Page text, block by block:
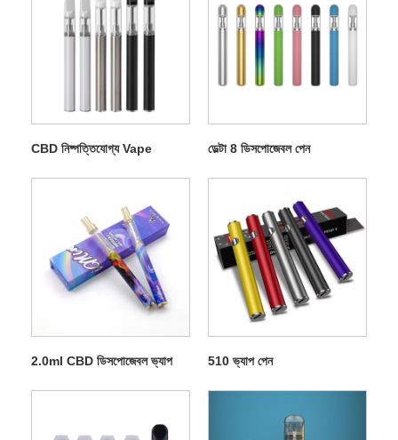
CBD নিষ্পত্তিযোগ্য Vape ডেল্টা 8 ডিসপোজেবল পেন
2.0ml CBD ডিসপোজেবল ভ্যাপ 510 ভ্যাপ পেন